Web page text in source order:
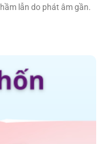
lẫn do phát âm gần.